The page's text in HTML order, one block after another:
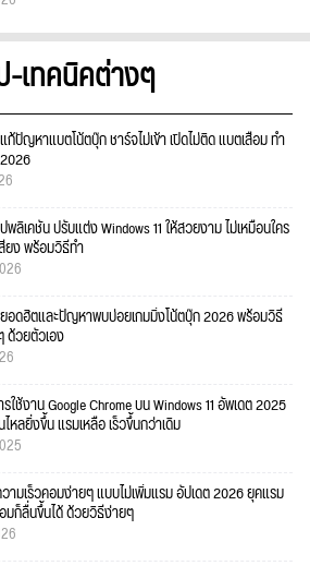
เทคนิคต่างๆ
ปัญหาแบตโน้ตบุ๊ก ชาร์จไม่เข้า เปิดไม่ติด แบตเสื่อม ทำ
ลิเคชัน ปรับแต่ง Windows 11 ให้สวยงาม ไม่เหมือนใคร
ยง พร้อมวิธีทำ
อดฮิตและปัญหาพบบ่อยเกมมิ่งโน้ตบุ๊ก 2026 พร้อมวิธี
ด้วยตัวเอง
ใช้งาน Google Chrome บน Windows 11 อัพเดต 2025
หลยิ่งขึ้น แรมเหลือ เร็วขึ้นกว่าเดิม
ามเร็วคอมง่ายๆ แบบไม่เพิ่มแรม อัปเดต 2026 ยุคแรม
ก็ลื่นขึ้นได้ ด้วยวิธีง่ายๆ